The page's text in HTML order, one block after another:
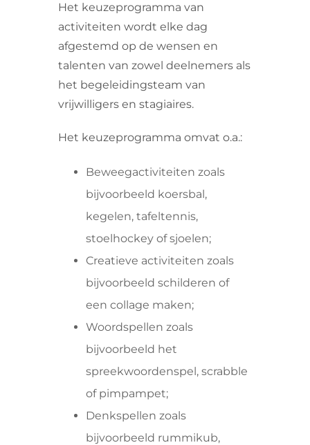
Het keuzeprogramma van
activiteiten wordt elke dag
afgestemd op de wensen en
talenten van zowel deelnemers als
het begeleidingsteam van
vrijwilligers en stagiaires.
Het keuzeprogramma omvat o.a.:
Beweegactiviteiten zoals
bijvoorbeeld koersbal,
kegelen, tafeltennis,
stoelhockey of sjoelen;
Creatieve activiteiten zoals
bijvoorbeeld schilderen of
een collage maken;
Woordspellen zoals
bijvoorbeeld het
spreekwoordenspel, scrabble
of pimpampet;
Denkspellen zoals
bijvoorbeeld rummikub,